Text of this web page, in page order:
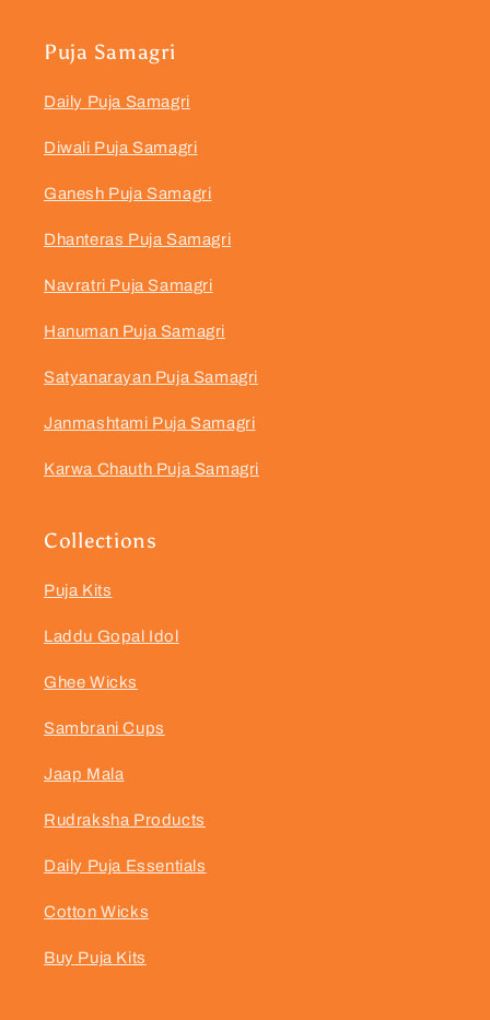
Puja Samagri
Daily Puja Samagri
Diwali Puja Samagri
Ganesh Puja Samagri
Dhanteras Puja Samagri
Navratri Puja Samagri
Hanuman Puja Samagri
Satyanarayan Puja Samagri
Janmashtami Puja Samagri
Karwa Chauth Puja Samagri
Collections
Puja Kits
Laddu Gopal Idol
Ghee Wicks
Sambrani Cups
Jaap Mala
Rudraksha Products
Daily Puja Essentials
Cotton Wicks
Buy Puja Kits